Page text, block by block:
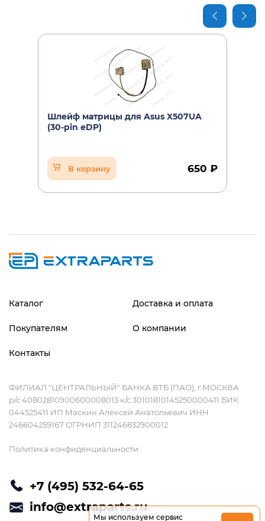
Шлейф матрицы для Asus X507UA
(30-pin eDP)
В корзину 650 ₽
Каталог Доставка и оплата
Покупателям О компании
Контакты
ФИЛИАЛ "ЦЕНТРАЛЬНЫЙ" БАНКА ВТБ (ПАО), г.МОСКВА
р/с 40802810900600008013 к/с 30101810145250000411 БИК
044525411 ИП Маскин Алексей Анатольевич ИНН
246604259167 ОГРНИП 311246832900012
Политика конфиденциальности
+7 (495) 532-64-65
info@extraparts.ru
Мы используем сервис